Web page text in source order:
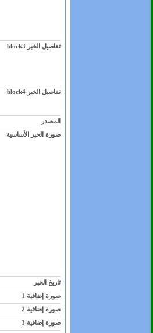
تفاصيل الخبر block3
تفاصيل الخبر block4
المصدر
صورة الخبر الأساسية
تاريخ الخبر
صورة إضافية 1
صورة إضافية 2
صورة إضافية 3